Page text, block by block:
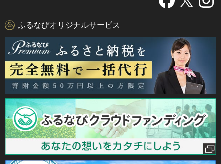
ふるなびオリジナルサービス